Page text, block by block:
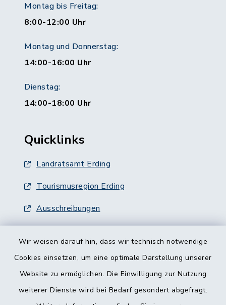
Wir weisen darauf hin, dass wir technisch notwendige
Cookies einsetzen, um eine optimale Darstellung unserer
Website zu ermöglichen. Die Einwilligung zur Nutzung
weiterer Dienste wird bei Bedarf gesondert abgefragt.
Montag bis Freitag:
8:00-12:00 Uhr
Montag und Donnerstag:
14:00-16:00 Uhr
Dienstag:
14:00-18:00 Uhr
Quicklinks
Landratsamt Erding
Tourismusregion Erding
Ausschreibungen